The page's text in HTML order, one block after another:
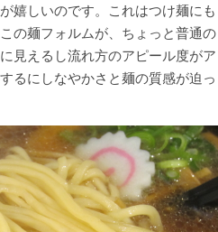
嬉しいのです。これはつけ麺にも
の麺フォルムが、ちょっと普通の
見えるし流れ方のアピール度がア
るにしなやかさと麺の質感が迫っ